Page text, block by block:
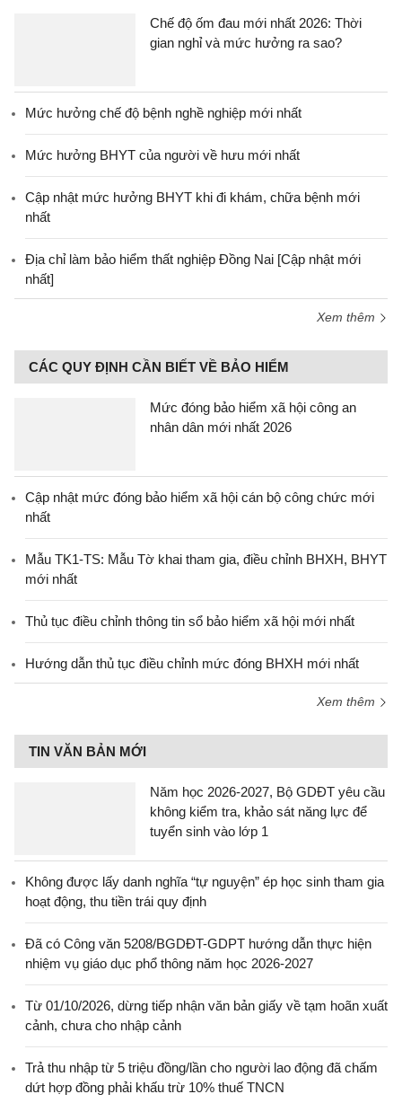
Chế độ ốm đau mới nhất 2026: Thời
gian nghỉ và mức hưởng ra sao?
Mức hưởng chế độ bệnh nghề nghiệp mới nhất
Mức hưởng BHYT của người về hưu mới nhất
Cập nhật mức hưởng BHYT khi đi khám, chữa bệnh mới
nhất
Địa chỉ làm bảo hiểm thất nghiệp Đồng Nai [Cập nhật mới
nhất]
Xem thêm
CÁC QUY ĐỊNH CẦN BIẾT VỀ BẢO HIỂM
Mức đóng bảo hiểm xã hội công an
nhân dân mới nhất 2026
Cập nhật mức đóng bảo hiểm xã hội cán bộ công chức mới
nhất
Mẫu TK1-TS: Mẫu Tờ khai tham gia, điều chỉnh BHXH, BHYT
mới nhất
Thủ tục điều chỉnh thông tin sổ bảo hiểm xã hội mới nhất
Hướng dẫn thủ tục điều chỉnh mức đóng BHXH mới nhất
Xem thêm
TIN VĂN BẢN MỚI
Năm học 2026-2027, Bộ GDĐT yêu cầu
không kiểm tra, khảo sát năng lực để
tuyển sinh vào lớp 1
Không được lấy danh nghĩa “tự nguyện” ép học sinh tham gia
hoạt động, thu tiền trái quy định
Đã có Công văn 5208/BGDĐT-GDPT hướng dẫn thực hiện
nhiệm vụ giáo dục phổ thông năm học 2026-2027
Từ 01/10/2026, dừng tiếp nhận văn bản giấy về tạm hoãn xuất
cảnh, chưa cho nhập cảnh
Trả thu nhập từ 5 triệu đồng/lần cho người lao động đã chấm
dứt hợp đồng phải khấu trừ 10% thuế TNCN